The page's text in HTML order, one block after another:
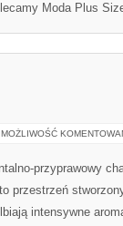
Moda Plus
MOŻLIWOŚĆ
przyprawowy
przestrzeń
intensywne